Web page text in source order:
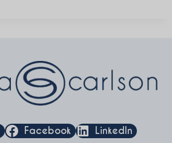
Facebook LinkedIn